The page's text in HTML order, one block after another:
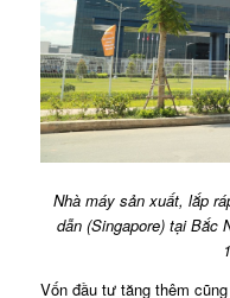
Nhà máy sản xuất, lắp
dẫn (Singapore) tại Bắc
Vốn đầu tư tăng thêm